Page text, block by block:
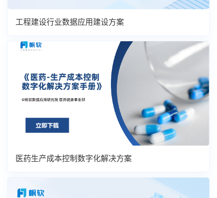
工程建设行业数据应用建设方案
医药生产成本控制数字化解决方案